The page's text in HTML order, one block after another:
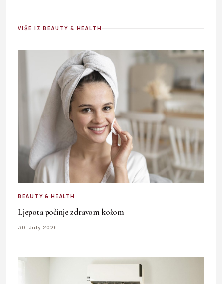
VIŠE IZ BEAUTY & HEALTH
BEAUTY & HEALTH
Ljepota počinje zdravom kožom
30. July 2026.